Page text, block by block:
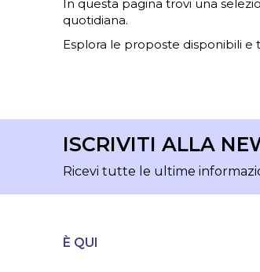
In questa pagina trovi una
quotidiana.
Esplora le proposte disponibili e
ISCRIVITI ALLA
Ricevi tutte le ultime
È QUI